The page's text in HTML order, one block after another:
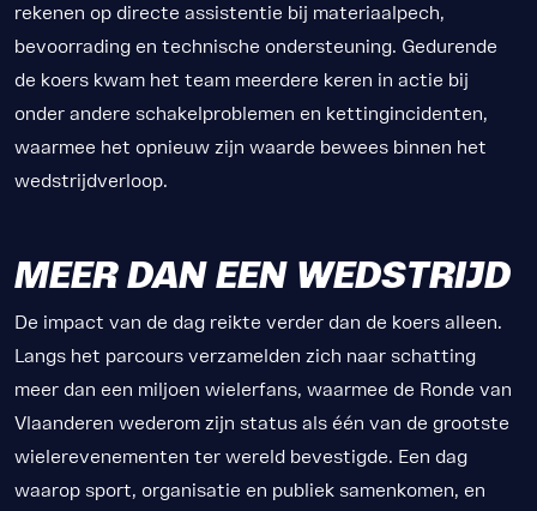
rekenen op directe assistentie bij materiaalpech,
bevoorrading en technische ondersteuning. Gedurende
de koers kwam het team meerdere keren in actie bij
onder andere schakelproblemen en kettingincidenten,
waarmee het opnieuw zijn waarde bewees binnen het
wedstrijdverloop.
MEER DAN EEN WEDSTRIJD
De impact van de dag reikte verder dan de koers alleen.
Langs het parcours verzamelden zich naar schatting
meer dan een miljoen wielerfans, waarmee de Ronde van
Vlaanderen wederom zijn status als één van de grootste
wielerevenementen ter wereld bevestigde. Een dag
waarop sport, organisatie en publiek samenkomen, en